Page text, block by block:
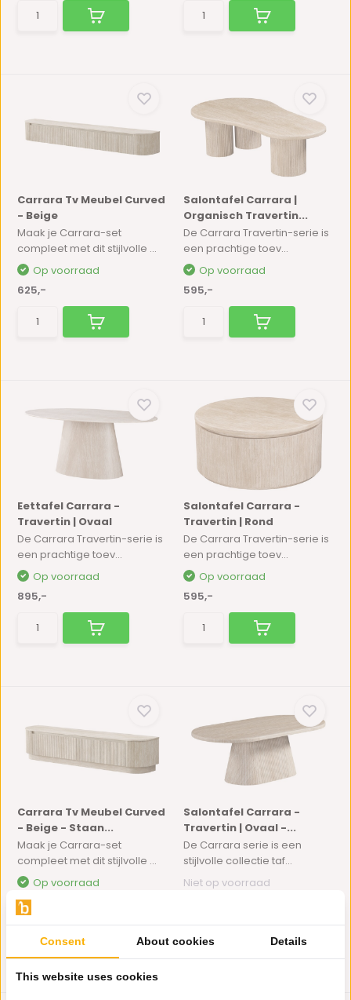
Carrara Tv Meubel Curved
- Beige
Maak je Carrara-set
compleet met dit stijlvolle ...
Op voorraad
625,-
Salontafel Carrara |
Organisch Travertin...
De Carrara Travertin-serie is
een prachtige toev...
Op voorraad
595,-
Eettafel Carrara -
Travertin | Ovaal
De Carrara Travertin-serie is
een prachtige toev...
Op voorraad
895,-
Salontafel Carrara -
Travertin | Rond
De Carrara Travertin-serie is
een prachtige toev...
Op voorraad
595,-
Carrara Tv Meubel Curved
- Beige - Staan...
Maak je Carrara-set
compleet met dit stijlvolle ...
Op voorraad
675,-
Salontafel Carrara -
Travertin | Ovaal -...
De Carrara serie is een
stijlvolle collectie taf...
Niet op voorraad
Consent About cookies Details
This website uses cookies